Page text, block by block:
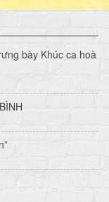
bày Khúc ca hoà